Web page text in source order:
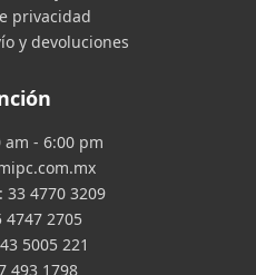
privacidad
y devoluciones
am - 6:00 pm
33 4770 3209
4747 2705
5005 221
493 1798